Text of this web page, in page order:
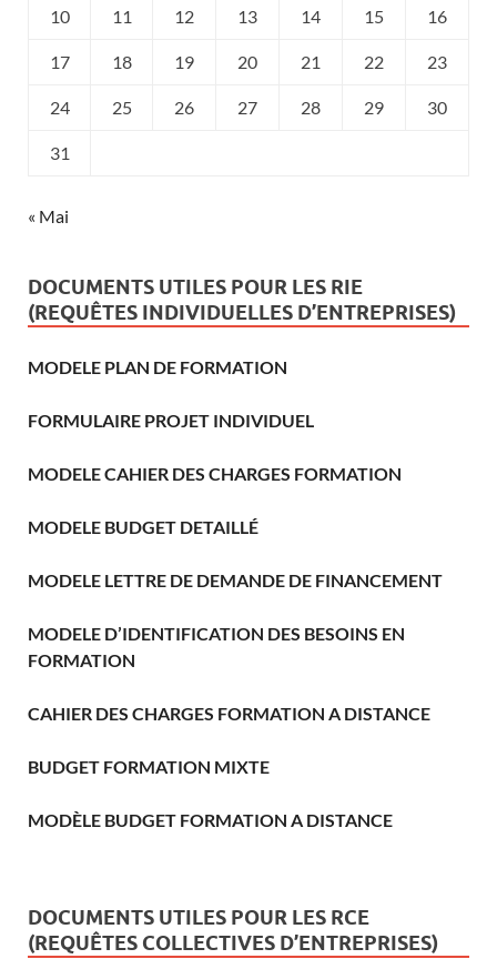
10 11 12 13 14 15 16
17 18 19 20 21 22 23
24 25 26 27 28 29 30
31
« Mai
DOCUMENTS UTILES POUR LES RIE
(REQUÊTES INDIVIDUELLES D’ENTREPRISES)
MODELE PLAN DE FORMATION
FORMULAIRE PROJET INDIVIDUEL
MODELE CAHIER DES CHARGES FORMATION
MODELE BUDGET DETAILLÉ
MODELE LETTRE DE DEMANDE DE FINANCEMENT
MODELE D’IDENTIFICATION DES BESOINS EN
FORMATION
CAHIER DES CHARGES FORMATION A DISTANCE
BUDGET FORMATION MIXTE
MODÈLE BUDGET FORMATION A DISTANCE
DOCUMENTS UTILES POUR LES RCE
(REQUÊTES COLLECTIVES D’ENTREPRISES)